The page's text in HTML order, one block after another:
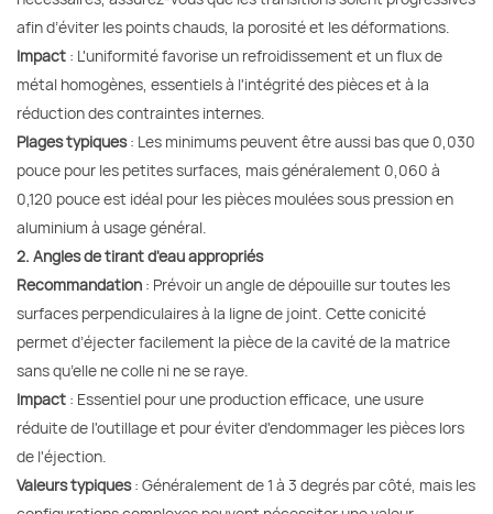
afin d’éviter les points chauds, la porosité et les déformations.
Impact : L'uniformité favorise un refroidissement et un flux de
métal homogènes, essentiels à l'intégrité des pièces et à la
réduction des contraintes internes.
Plages typiques: Les minimums peuvent être aussi bas que 0,030
pouce pour les petites surfaces, mais généralement 0,060 à
0,120 pouce est idéal pour les pièces moulées sous pression en
aluminium à usage général.
2. Angles de tirant d'eau appropriés
Recommandation : Prévoir un angle de dépouille sur toutes les
surfaces perpendiculaires à la ligne de joint. Cette conicité
permet d’éjecter facilement la pièce de la cavité de la matrice
sans qu’elle ne colle ni ne se raye.
Impact : Essentiel pour une production efficace, une usure
réduite de l'outillage et pour éviter d'endommager les pièces lors
de l'éjection.
Valeurs typiques: Généralement de 1 à 3 degrés par côté, mais les